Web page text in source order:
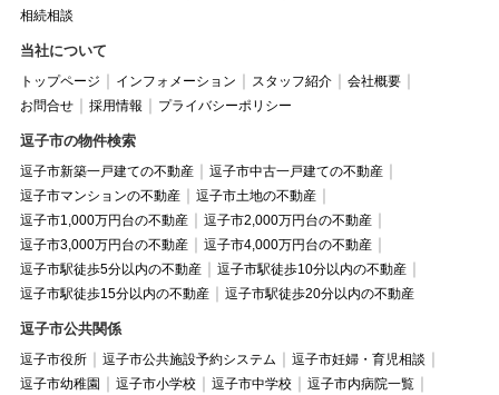
相続相談
当社について
トップページ インフォメーション スタッフ紹介
会社概要
お問合せ
採用情報 プライバシーポリシー
逗子市の物件検索
逗子市新築一戸建ての不動産
逗子市中古一戸建ての不動産
逗子市マンションの不動産
逗子市土地の不動産
逗子市1,000万円台の不動産
逗子市2,000万円台の不動産
逗子市3,000万円台の不動産
逗子市4,000万円台の不動産
逗子市駅徒歩5分以内の不動産
逗子市駅徒歩10分以内の不動産
逗子市駅徒歩15分以内の不動産
逗子市駅徒歩20分以内の不動産
逗子市公共関係
逗子市役所 逗子市公共施設予約システム
逗子市妊婦・育児相談
逗子市幼稚園
逗子市小学校 逗子市中学校
逗子市内病院一覧